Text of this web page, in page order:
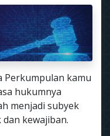
Perkumpulan kamu
hukumnya
menjadi subyek
kewajiban.